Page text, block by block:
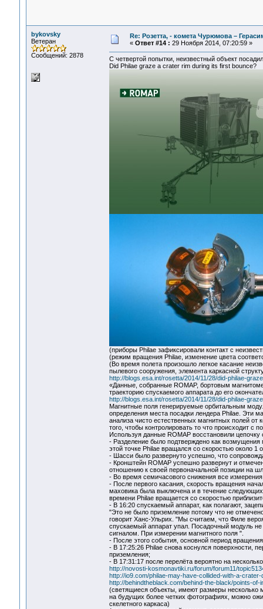
bykovsky
Ветеран
Сообщений: 2878
Re: Розетта, - комета Чурюмова –
« Ответ #14 : 29 Ноября 2014, 07:20:59 »
С четвертой попытки, неизвестный объект
Did Philae graze a crater rim during its first bounce?
(приборы Philae зафиксировали контакт с
(режим вращения Philae, изменение цвета
(Во время полета произошло легкое касание
пылевого сооружения, элемента каркасной
http://blogs.esa.int/rosetta/2014/11/28/did-philae-
«Данные, собранные ROMAP, бортовым
траекторию спускаемого аппарата до его
http://blogs.esa.int/rosetta/2014/11/28/did-philae-
Магнитные поля генерируемые орбитальным
определения места посадки лендера Philae. Эти
анализа чисто естественных магнитных полей
того, чтобы контролировать то что происходит
Используя данные ROMAP восстановили
- Разделение было подтверждено как
этой точке Philae вращался со скоростью около 1
- Шасси было развернуто успешно, что
- Кронштейн ROMAP успешно развернут и
отношению к своей первоначальной позиции на
- Во время семичасового снижения все
- После первого касания, скорость вращения
маховика была выключена и в течение
времени Philae вращается со скоростью
- В 16:20 спускаемый аппарат, как полагают,
"Это не было приземление потому что не
говорит Ханс-Ульрих. "Мы считаем, что Филе
спускаемый аппарат упал. Посадочный модуль
сигналом. При измерении магнитного поля ".
- После этого события, основной период
- В 17:25:26 Philae снова коснулся поверхности,
приземления;
- В 17:31:17 после перелёта вероятно на
http://novosti-kosmonavtiki.ru/forum/forum11/
http://io9.com/philae-may-have-collided-with-a-
http://behindtheblack.com/behind-the-black/points-
(светящиеся объекты, имеют размеры несколько
на будущих более четких фотографиях, можно
скелетного каркаса)